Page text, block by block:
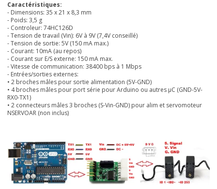
Caractéristiques:
- Dimensions: 35 x 21 x 8,3 mm
- Poids: 3,5 g
- Controleur: 74HC126D
- Tension de travail (Vin): 6V à 9V (7,4V conseillé)
- Tension de sortie: 5V (150 mA max.)
- Courant: 10mA (au repos)
- Courant sur E/S externe: 150 mA max.
- Vitesse de communication: 38400 bps à 1 Mbps
- Entrées/sorties externes:
• 2 broches mâles pour sortie alimentation (5V-GND)
• 4 broches mâles pour port série pour Arduino ou autres µC (GND-5V-
RX0-TX1)
• 2 connecteurs mâles 3 broches (S-Vin-GND) pour alim et servomoteur
NSERVOAR (non inclus)